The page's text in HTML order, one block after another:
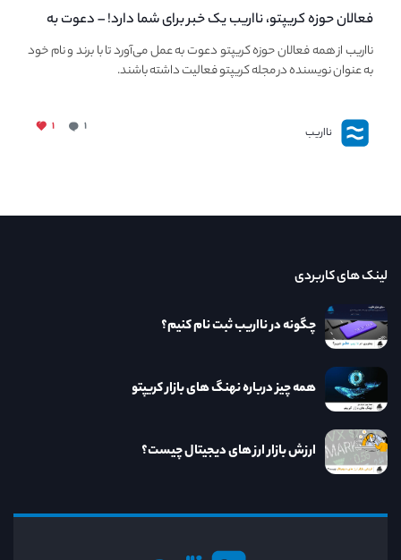
فعالان حوزه کریپتو، نااریب یک خبر برای شما دارد! – دعوت به
فعالیت در مجله کریپتو
نااریب از همه فعالان حوزه کریپتو دعوت به عمل می‌آورد تا با برند و نام خود
به عنوان نویسنده در مجله کریپتو فعالیت داشته باشند.
نااریب ۱ ۱
لینک های کاربردی
چگونه در نااریب ثبت نام کنیم؟
همه چیز درباره نهنگ های بازار کریپتو
ارزش بازار ارز های دیجیتال چیست؟